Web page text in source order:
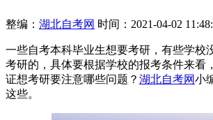
整编： 湖北自考网 时间：2021-04-02
一些自考本科毕业生想要考研，有些学校
考研的，具体要根据学校的报考条件来看
证想考研要注意哪些问题？ 湖北自考网小
这些。